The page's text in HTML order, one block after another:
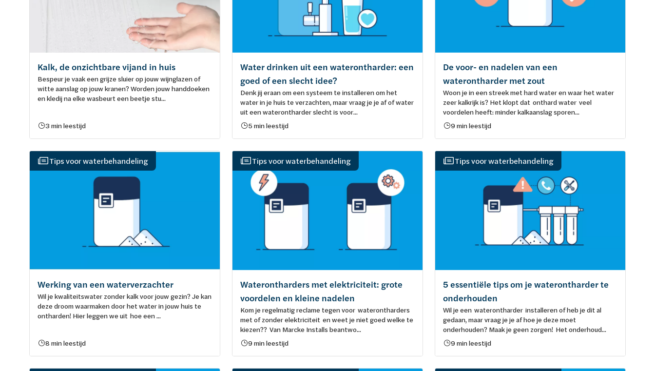
Kalk, de onzichtbare vijand in huis
Bespeur je vaak een grijze sluier op jouw wijnglazen of
witte aanslag op jouw kranen? Worden jouw handdoeken
en kledij na elke wasbeurt een beetje stu...
3 min leestijd
Water drinken uit een waterontharder: een
goed of een slecht idee?
Denk jij eraan om een systeem te installeren om het
water in je huis te verzachten, maar vraag je je af of water
uit een waterontharder slecht is voor...
5 min leestijd
De voor- en nadelen van een
waterontharder met zout
Woon je in een streek met hard water en waar het water
zeer kalkrijk is? Het klopt dat onthard water veel
voordelen heeft: minder kalkaanslag sporen...
9 min leestijd
Tips voor waterbehandeling
Werking van een waterverzachter
Wil je kwaliteitswater zonder kalk voor jouw gezin? Je kan
deze droom waarmaken door het water in jouw huis te
ontharden! Hier leggen we uit hoe een ...
8 min leestijd
Tips voor waterbehandeling
Waterontharders met elektriciteit: grote
voordelen en kleine nadelen
Kom je regelmatig reclame tegen voor waterontharders
met of zonder elektriciteit en weet je niet goed welke te
kiezen?? Van Marcke Installs beantwo...
9 min leestijd
Tips voor waterbehandeling
5 essentiële tips om je waterontharder te
onderhouden
Wil je een waterontharder installeren of heb je dit al
gedaan, maar vraag je je af hoe je deze moet
onderhouden? Maak je geen zorgen! Het onderhoud...
9 min leestijd